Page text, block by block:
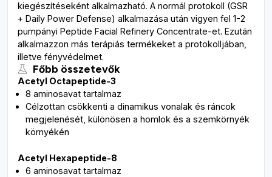
kiegészítéseként alkalmazható.​ A normál protokoll (GSR
+ Daily Power Defense) alkalmazása után vigyen fel 1-2
pumpányi Peptide Facial Refinery Concentrate-et.​ Ezután
alkalmazzon más terápiás termékeket a protokolljában,
illetve fényvédelmet.​
Főbb összetevők
Acetyl Octapeptide-3
8 aminosavat tartalmaz​
Célzottan csökkenti a dinamikus vonalak és ráncok
megjelenését, különösen a homlok és a szemkörnyék
környékén​​
Acetyl Hexapeptide-8
6 aminosavat tartalmaz ​